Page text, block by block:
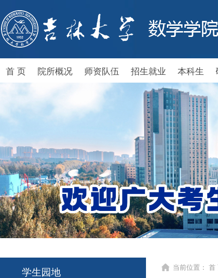
首 页 院所概况 师资队伍 招生就业 本科生
学生园地 当前位置： 首